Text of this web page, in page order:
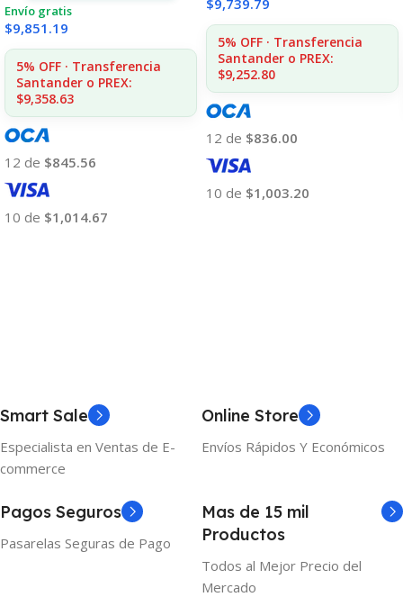
Envío gratis
$9,851.19
5% OFF · Transferencia
Santander o PREX:
$9,358.63
12 de $845.56
10 de $1,014.67
$9,739.79
5% OFF · Transferencia
Santander o PREX:
$9,252.80
12 de $836.00
10 de $1,003.20
Smart Sale
Especialista en Ventas de E-
commerce
Online Store
Envíos Rápidos Y Económicos
Pagos Seguros
Pasarelas Seguras de Pago
Mas de 15 mil
Productos
Todos al Mejor Precio del
Mercado